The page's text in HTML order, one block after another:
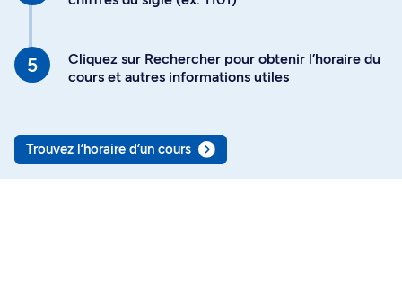
Cliquez sur Rechercher pour obtenir l’horaire du
cours et autres informations utiles
Trouvez l’horaire d’un cours